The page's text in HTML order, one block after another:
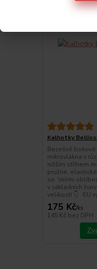
Kalhotky
Bezešvé
mikrovlákna v
nižším střihem
pružné,
se. Velmi
v základních
velikostí 👇 EU
175 Kč/ks
145 Kč bez DPH